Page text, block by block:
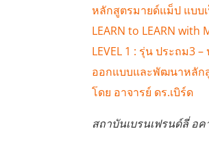
หลักสูตรมายด์แม็ป แบบ
LEARN to LEARN with
LEVEL 1 : รุ่น ประถม3
ออกแบบและพัฒนาหลัก
โดย อาจารย์ ดร.เบิร์ด
สถาบันเบรนเฟรนด์ลี่ อค